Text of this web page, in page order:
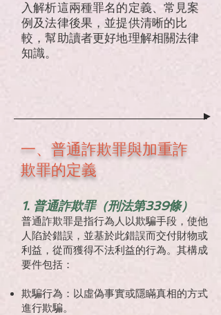
入解析這兩種罪名的定義、常見案
例及法律後果，並提供清晰的比
較，幫助讀者更好地理解相關法律
知識。
一、普通詐欺罪與加重詐
欺罪的定義
1. 普通詐欺罪（刑法第339條）
普通詐欺罪是指行為人以欺騙手段，使他
人陷於錯誤，並基於此錯誤而交付財物或
利益，從而獲得不法利益的行為。其構成
要件包括：
欺騙行為：以虛偽事實或隱瞞真相的方式
進行欺騙。